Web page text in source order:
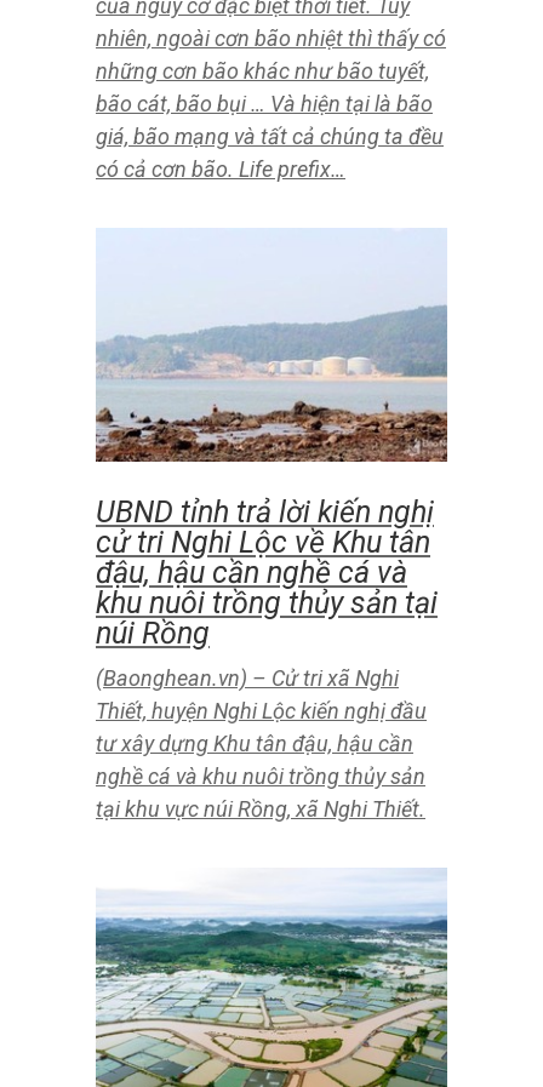
(Baonghean.vn) – Ảnh hưởng của
cơn bão số 4 gây thiệt hại cho hàng
hóa rau màu của bà con xã Quỳnh
Liên (thị xã Hoàng Mai) gây thiệt hại
nặng nề. Nông dân mô tả thu hoạch
Bão ra… hồn bão
(Baonghean.vn) – Bão là hiện tượng
của nguy cơ đặc biệt thời tiết. Tuy
nhiên, ngoài cơn bão nhiệt thì thấy có
những cơn bão khác như bão tuyết,
bão cát, bão bụi … Và hiện tại là bão
giá, bão mạng và tất cả chúng ta đều
có cả cơn bão. Life prefix…